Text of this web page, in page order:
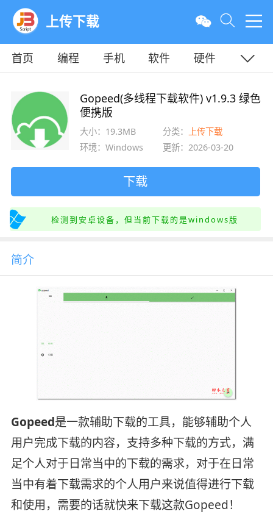
上传下载
首页 编程 手机 软件
硬件
Gopeed(多线程下载软件) v1.9.3 绿色
便携版
大小：19.3MB 分类：
上传下载
环境：Windows
更新：2026-03-20
下载
检测到安卓设备，但当前下载的是windows版
简介
Gopeed是一款辅助下载的工具，能够辅助个人
用户完成下载的内容，支持多种下载的方式，满
足个人对于日常当中的下载的需求，对于在日常
当中有着下载需求的个人用户来说值得进行下载
和使用，需要的话就快来下载这款Gopeed！